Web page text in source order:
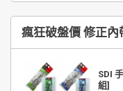
瘋狂破盤價 修正內
SDI
組]